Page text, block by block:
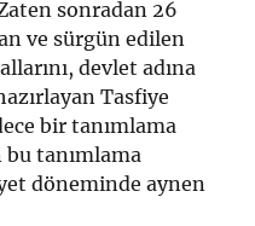
sonradan 26
ve sürgün edilen
devlet adına
Tasfiye
bir tanımlama
bu tanımlama
döneminde aynen